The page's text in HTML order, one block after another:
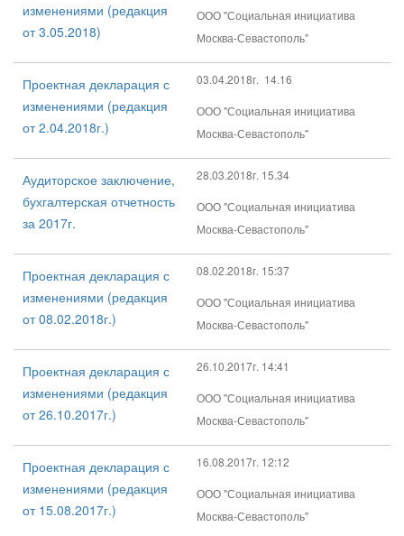
изменениями (редакция
от 3.05.2018)
ООО "Социальная инициатива
Москва-Севастополь"
Проектная декларация с
изменениями (редакция
от 2.04.2018г.)
03.04.2018г. 14.16
ООО "Социальная инициатива
Москва-Севастополь"
Аудиторское заключение,
бухгалтерская отчетность
за 2017г.
28.03.2018г. 15.34
ООО "Социальная инициатива
Москва-Севастополь"
Проектная декларация с
изменениями (редакция
от 08.02.2018г.)
08.02.2018г. 15:37
ООО "Социальная инициатива
Москва-Севастополь"
Проектная декларация с
изменениями (редакция
от 26.10.2017г.)
26.10.2017г. 14:41
ООО "Социальная инициатива
Москва-Севастополь"
Проектная декларация с
изменениями (редакция
от 15.08.2017г.)
16.08.2017г. 12:12
ООО "Социальная инициатива
Москва-Севастополь"